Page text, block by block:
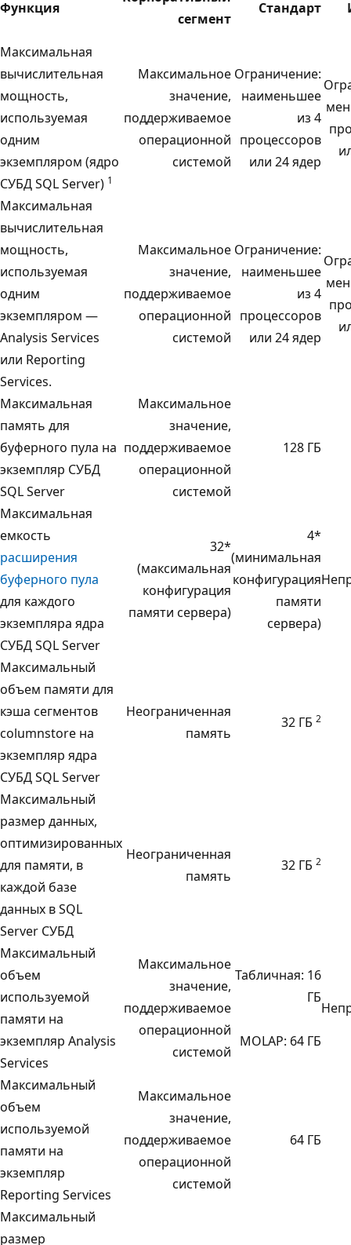
Функция
сегмент
Стандарт
Максимальная
вычислительная
мощность,
используемая
одним
экземпляром (ядро
СУБД SQL Server) 1
Максимальное
значение,
поддерживаемое
операционной
системой
Ограничение:
наименьшее
из 4
процессоров
или 24 ядер
Максимальная
вычислительная
мощность,
используемая
одним
экземпляром —
Analysis Services
или Reporting
Services.
Максимальное
значение,
поддерживаемое
операционной
системой
Ограничение:
наименьшее
из 4
процессоров
или 24 ядер
Максимальная
память для
буферного пула на
экземпляр СУБД
SQL Server
Максимальное
значение,
поддерживаемое
операционной
системой
128 ГБ
Максимальная
емкость
расширения
буферного пула
для каждого
экземпляра ядра
СУБД SQL Server
32*
(максимальная
конфигурация
памяти сервера)
4*
(минимальная
конфигурация
памяти
сервера)
Максимальный
объем памяти для
кэша сегментов
columnstore на
экземпляр ядра
СУБД SQL Server
Неограниченная
память
32 ГБ 2
Максимальный
размер данных,
оптимизированных
для памяти, в
каждой базе
данных в SQL
Server СУБД
Неограниченная
память
32 ГБ 2
Максимальный
объем
используемой
памяти на
экземпляр Analysis
Services
Максимальное
значение,
поддерживаемое
операционной
системой
Табличная: 16
ГБ
MOLAP: 64 ГБ
Максимальный
объем
используемой
памяти на
экземпляр
Reporting Services
Максимальное
значение,
поддерживаемое
операционной
системой
64 ГБ
Максимальный
размер